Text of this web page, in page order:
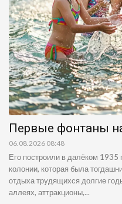
Первые фонтаны
06.08.2026 08:48
Его построили в далёком 1935
колонии, которая была
отдыха трудящихся долгие
аллеях, аттракционы,...